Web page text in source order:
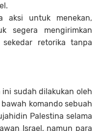
aksi untuk menekan,
segera mengirimkan
retorika tanpa
sudah dilakukan oleh
komando sebuah
Palestina selama
Israel, namun para